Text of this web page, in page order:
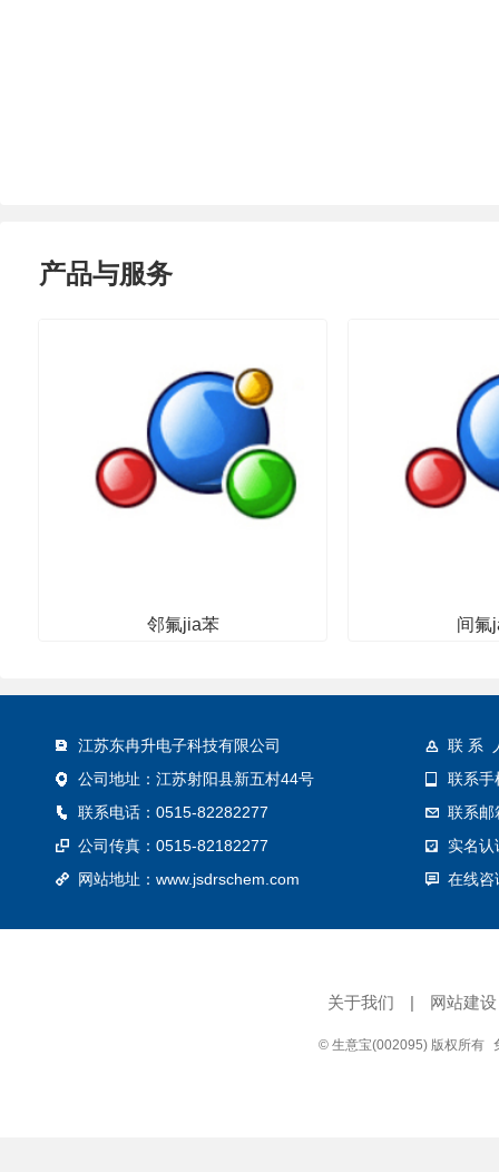
产品与服务
邻氟jia苯 间氟
江苏东冉升电子科技有限公司
公司地址：江苏射阳县新五村44号
联系电话：0515-82282277
公司传真：0515-82182277
网站地址： www.jsdrschem.com
联 系
联系
联系邮
实名认
在线咨
关于我们 | 网站建设
© 生意宝(002095) 版权所有